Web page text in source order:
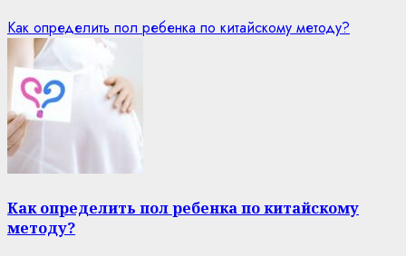
Как определить пол ребенка по китайскому методу?
Как определить пол ребенка по китайскому
методу?